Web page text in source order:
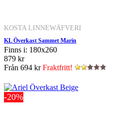
KOSTA LINNEWÄFVERI
KL Överkast Sammet Marin
Finns i: 180x260
879 kr
Från 694 krFraktfritt!
-20%